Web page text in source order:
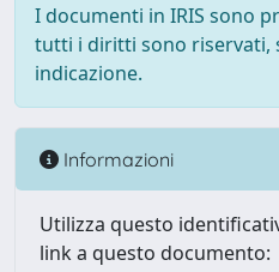
I documenti in IRIS sono
tutti i diritti sono riservati,
indicazione.
Informazioni
Utilizza questo
link a questo documento: